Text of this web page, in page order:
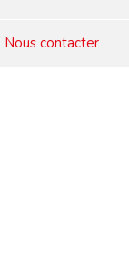
Nous contacter